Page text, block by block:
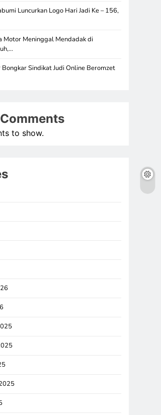
Luncurkan Logo Hari Jadi Ke – 156,
Motor Meninggal Mendadak di
Bongkar Sindikat Judi Online Beromzet
to show.